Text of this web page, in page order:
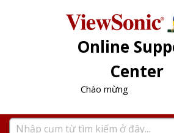
Online
Center
Chào mừng